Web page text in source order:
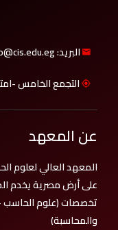
البريد: info@cis.edu.eg
التجمع الخامس -
عن المعهد
المعهد العالي لعلوم
على أرض مصرية يخدم
تخصصات (علوم الحاسب -
والمحاسبة)